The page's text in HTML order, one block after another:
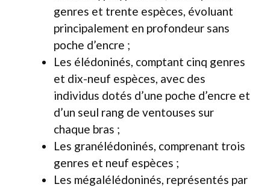
genres et trente espèces, évoluant
principalement en profondeur sans
poche d’encre ;
Les élédoninés, comptant cinq genres
et dix-neuf espèces, avec des
individus dotés d’une poche d’encre et
d’un seul rang de ventouses sur
chaque bras ;
Les granélédoninés, comprenant trois
genres et neuf espèces ;
Les mégalélédoninés, représentés par